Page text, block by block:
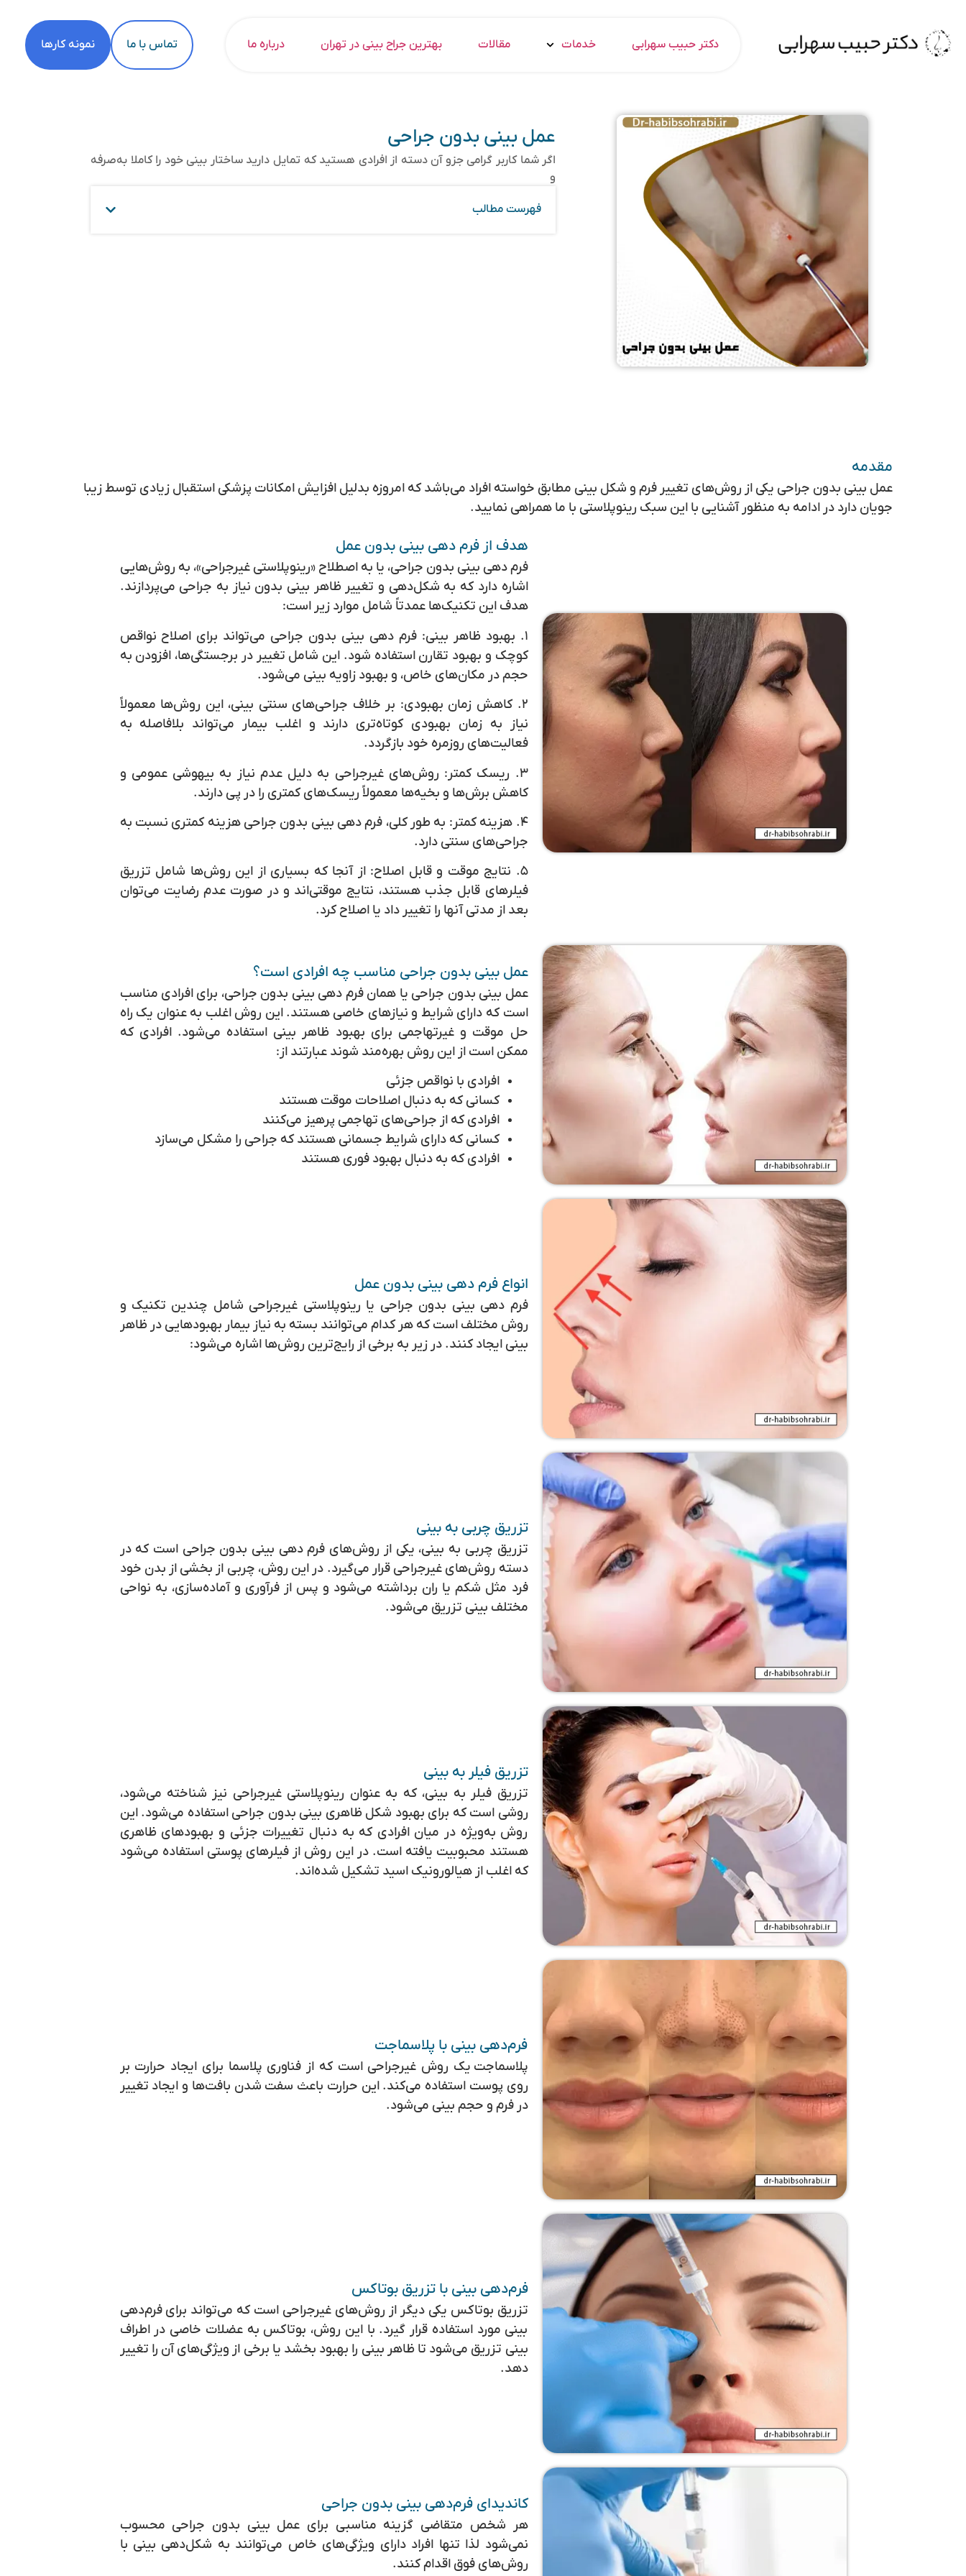
دکتر حبیب سهرابی خدمات مقالات بهترین جراح بینی در تهران درباره ما تماس با ما نمونه کارها
عمل بینی بدون جراحی
اگر شما کاربر گرامی جزو آن دسته از افرادی هستید که تمایل دارید ساختار بینی خود را کاملا به‌صرفه
و
فهرست مطالب
مقدمه
عمل بینی بدون جراحی یکی از روش‌های تغییر فرم و شکل بینی مطابق خواسته افراد می‌باشد که امروزه بدلیل افزایش امکانات پزشکی استقبال زیادی توسط زیبا
جویان دارد در ادامه به منظور آشنایی با این سبک رینوپلاستی با ما همراهی نمایید.
هدف از فرم دهی بینی بدون عمل
فرم دهی بینی بدون جراحی، یا به اصطلاح «رینوپلاستی غیرجراحی»، به روش‌هایی
اشاره دارد که به شکل‌دهی و تغییر ظاهر بینی بدون نیاز به جراحی می‌پردازند.
هدف این تکنیک‌ها عمدتاً شامل موارد زیر است:
۱.
بهبود ظاهر بینی: فرم دهی بینی بدون جراحی می‌تواند برای اصلاح نواقص
کوچک و بهبود تقارن استفاده شود. این شامل تغییر در برجستگی‌ها، افزودن به
حجم در مکان‌های خاص، و بهبود زاویه بینی می‌شود.
۲.
کاهش زمان بهبودی: بر خلاف جراحی‌های سنتی بینی، این روش‌ها معمولاً
نیاز به زمان بهبودی کوتاه‌تری دارند و اغلب بیمار می‌تواند بلافاصله به
فعالیت‌های روزمره خود بازگردد.
۳.
ریسک کمتر : روش‌های غیرجراحی به دلیل عدم نیاز به بیهوشی عمومی و
کاهش برش‌ها و بخیه‌ها معمولاً ریسک‌های کمتری را در پی دارند.
۴. هزینه کمتر : به طور کلی، فرم دهی بینی بدون جراحی هزینه کمتری نسبت به
جراحی‌های سنتی دارد.
۵.
نتایج موقت و قابل اصلاح: از آنجا که بسیاری از این روش‌ها شامل تزریق
فیلرهای قابل جذب هستند، نتایج موقتی‌اند و در صورت عدم رضایت می‌توان
بعد از مدتی آنها را تغییر داد یا اصلاح کرد.
عمل بینی بدون جراحی مناسب چه افرادی است؟
عمل بینی بدون جراحی یا همان فرم‌ دهی بینی بدون جراحی، برای افرادی مناسب
است که دارای شرایط و نیازهای خاصی هستند. این روش اغلب به عنوان یک راه
حل موقت و غیرتهاجمی برای بهبود ظاهر بینی استفاده می‌شود. افرادی که
ممکن است از این روش بهره‌مند شوند عبارتند از:
افرادی با نواقص جزئی
کسانی که به دنبال اصلاحات موقت هستند
افرادی که از جراحی‌های تهاجمی پرهیز می‌کنند
کسانی که دارای شرایط جسمانی هستند که جراحی را مشکل می‌سازد
افرادی که به دنبال بهبود فوری هستند
انواع فرم دهی بینی بدون عمل
فرم‌ دهی بینی بدون جراحی یا رینوپلاستی غیرجراحی شامل چندین تکنیک و
روش مختلف است که هر کدام می‌توانند بسته به نیاز بیمار بهبودهایی در ظاهر
بینی ایجاد کنند. در زیر به برخی از رایج‌ترین روش‌ها اشاره می‌شود:
تزریق چربی به بینی
تزریق چربی به بینی، یکی از روش‌های فرم‌ دهی بینی بدون جراحی است که در
دسته روش‌های غیرجراحی قرار می‌گیرد. در این روش، چربی از بخشی از بدن خود
فرد مثل شکم یا ران برداشته می‌شود و پس از فرآوری و آماده‌سازی، به نواحی
مختلف بینی تزریق می‌شود.
تزریق فیلر به بینی
تزریق فیلر به بینی، که به عنوان رینوپلاستی غیرجراحی نیز شناخته می‌شود،
روشی است که برای بهبود شکل ظاهری بینی بدون جراحی استفاده می‌شود. این
روش به‌ویژه در میان افرادی که به دنبال تغییرات جزئی و بهبودهای ظاهری
هستند محبوبیت یافته است. در این روش از فیلرهای پوستی استفاده می‌شود
که اغلب از هیالورونیک اسید تشکیل شده‌اند.
فرم‌دهی بینی با پلاسماجت
پلاسماجت یک روش غیرجراحی است که از فناوری پلاسما برای ایجاد حرارت بر
روی پوست استفاده می‌کند. این حرارت باعث سفت شدن بافت‌ها و ایجاد تغییر
در فرم و حجم بینی می‌شود.
فرم‌دهی بینی با تزریق بوتاکس
تزریق بوتاکس یکی دیگر از روش‌های غیرجراحی است که می‌تواند برای فرم‌دهی
بینی مورد استفاده قرار گیرد. با این روش، بوتاکس به عضلات خاصی در اطراف
بینی تزریق می‌شود تا ظاهر بینی را بهبود بخشد یا برخی از ویژگی‌های آن را تغییر
دهد.
کاندیدای فرم‌دهی بینی بدون جراحی
هر شخص متقاضی گزینه مناسبی برای عمل بینی بدون جراحی محسوب
نمی‌شود لذا تنها افراد دارای ویژگی‌های خاص می‌توانند به شکل‌دهی بینی با
روش‌های فوق اقدام کنند.